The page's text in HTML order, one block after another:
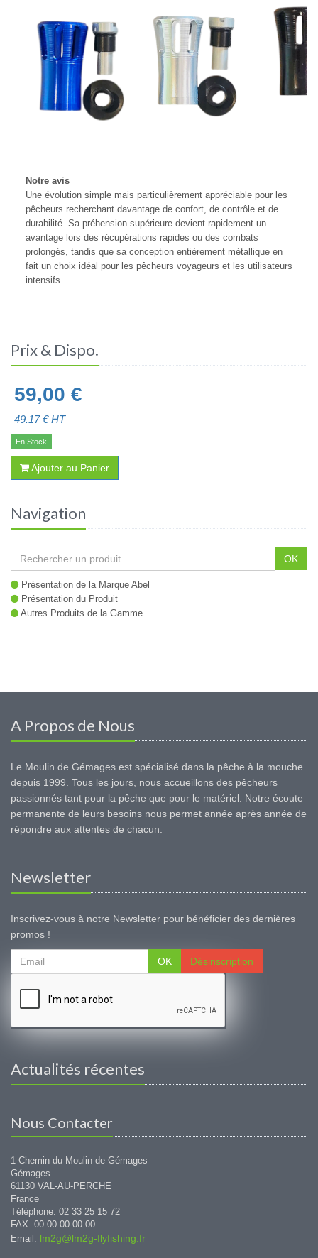
Notre avis
Une évolution simple mais particulièrement appréciable pour les
pêcheurs recherchant davantage de confort, de contrôle et de
durabilité. Sa préhension supérieure devient rapidement un
avantage lors des récupérations rapides ou des combats
prolongés, tandis que sa conception entièrement métallique en
fait un choix idéal pour les pêcheurs voyageurs et les utilisateurs
intensifs.
Prix & Dispo.
59,00 €
49.17€ HT
En Stock
Ajouter au Panier
Navigation
OK
Présentation de la Marque Abel
Présentation du Produit
Autres Produits de la Gamme
A Propos de Nous
Le Moulin de Gémages est spécialisé dans la pêche à la mouche
depuis 1999. Tous les jours, nous accueillons des pêcheurs
passionnés tant pour la pêche que pour le matériel. Notre écoute
permanente de leurs besoins nous permet année après année de
répondre aux attentes de chacun.
Newsletter
Inscrivez-vous à notre Newsletter pour bénéficier des dernières
promos !
OK Désinscription
Actualités récentes
Nous Contacter
1 Chemin du Moulin de Gémages
Gémages
61130 VAL-AU-PERCHE
France
Téléphone: 02 33 25 15 72
FAX: 00 00 00 00 00
Email: lm2g@lm2g-flyfishing.fr